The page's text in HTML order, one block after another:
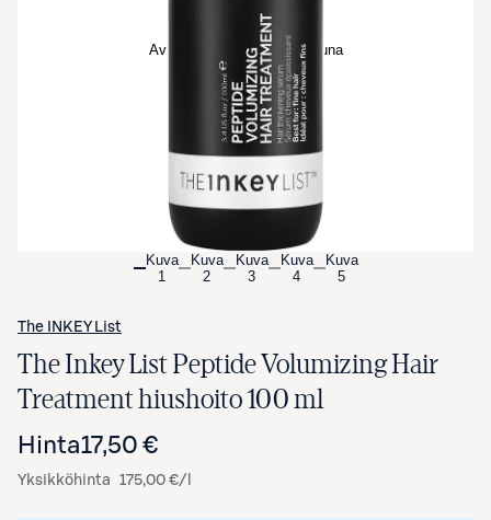
Avaa tuotekuva suurennettuna
Kuva
1
Kuva
2
Kuva
3
Kuva
4
Kuva
5
The INKEY List
The Inkey List Peptide Volumizing Hair
Treatment hiushoito 100 ml
Hinta17,50 €
Yksikköhinta 175,00 €/l